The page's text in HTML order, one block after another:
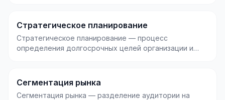
Стратегическое планирование
Стратегическое планирование — процесс
определения долгосрочных целей организации и
Сегментация рынка
Сегментация рынка — разделение аудитории на